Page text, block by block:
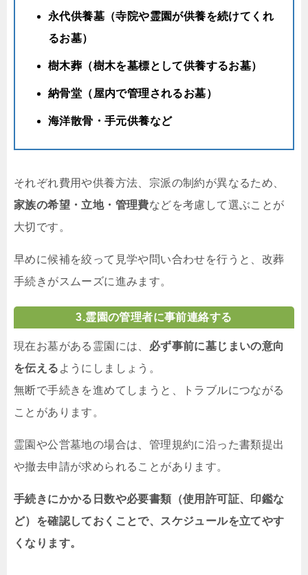
永代供養墓（寺院や霊園が供養を続けてくれ
るお墓）
樹木葬（樹木を墓標として供養するお墓）
納骨堂（屋内で管理されるお墓）
海洋散骨・手元供養など
それぞれ費用や供養方法、宗派の制約が異なるため、
家族の希望・立地・管理費などを考慮して選ぶことが
大切です。
早めに候補を絞って見学や問い合わせを行うと、改葬
手続きがスムーズに進みます。
3.霊園の管理者に事前連絡する
現在お墓がある霊園には、 必ず事前に墓じまいの意向
を伝える ようにしましょう。
無断で手続きを進めてしまうと、トラブルにつながる
ことがあります。
霊園や公営墓地の場合は、管理規約に沿った書類提出
や撤去申請が求められることがあります。
手続きにかかる日数や必要書類（使用許可証、印鑑な
ど）を確認しておくことで、スケジュールを立てやす
くなります。